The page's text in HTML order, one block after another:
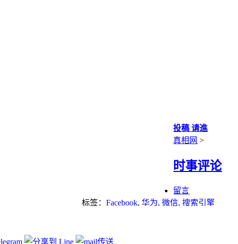
投稿 请進
真相网 >
时事评论
留言
标签： Facebook, 华为, 微信, 搜索引擎